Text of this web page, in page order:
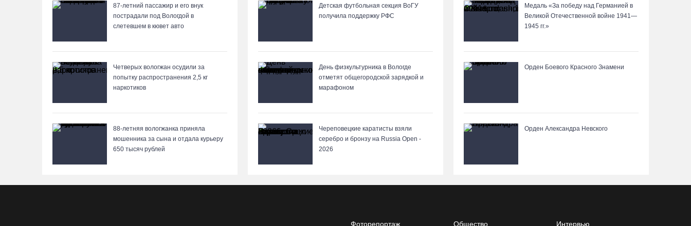
87-летний пассажир и его внук
пострадали под Вологдой в
слетевшем в кювет авто
Четверых вологжан осудили за
попытку распространения 2,5 кг
наркотиков
88-летняя вологжанка приняла
мошенника за сына и отдала курьеру
650 тысяч рублей
Детская футбольная секция ВоГУ
получила поддержку РФС
День физкультурника в Вологде
отметят общегородской зарядкой и
марафоном
Череповецкие каратисты взяли
серебро и бронзу на Russia Open -
2026
Медаль «За победу над Германией в
Великой Отечественной войне 1941—
1945 гг.»
Орден Боевого Красного Знамени
Орден Александра Невского
Фоторепортаж Общество Интервью